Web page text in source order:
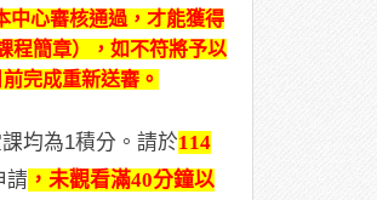
中心審核通過，才能獲得
程簡章），如不符將予以
完成重新送審。
課均為1積分。請於114
請 ，未觀看滿40分鐘以